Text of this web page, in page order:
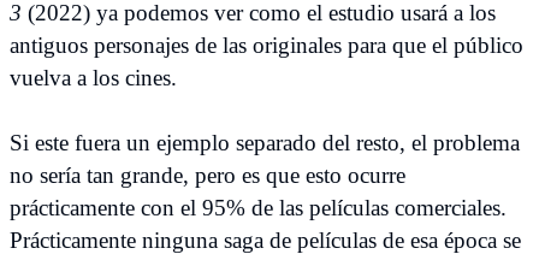
3 (2022) ya podemos ver como el estudio usará a los
antiguos personajes de las originales para que el público
vuelva a los cines.
Si este fuera un ejemplo separado del resto, el problema
no sería tan grande, pero es que esto ocurre
prácticamente con el 95% de las películas comerciales.
Prácticamente ninguna saga de películas de esa época se